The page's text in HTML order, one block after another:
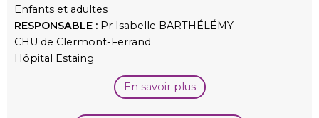
Enfants et adultes
RESPONSABLE : Pr Isabelle BARTHÉLÉMY
CHU de Clermont-Ferrand
Hôpital Estaing
En savoir plus